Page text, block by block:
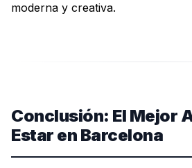
moderna y creativa.
Conclusión: El Mejor
Estar en Barcelona